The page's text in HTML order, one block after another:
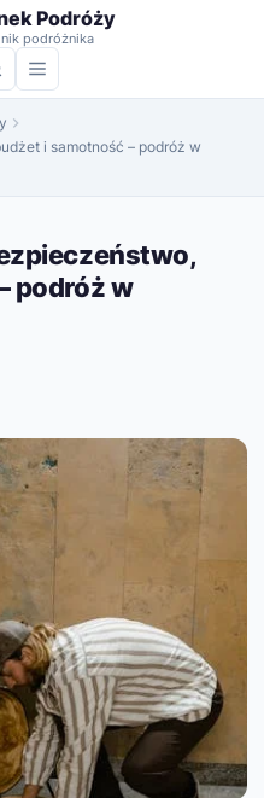
Podróży
podróżnika
i samotność – podróż w
podróż w